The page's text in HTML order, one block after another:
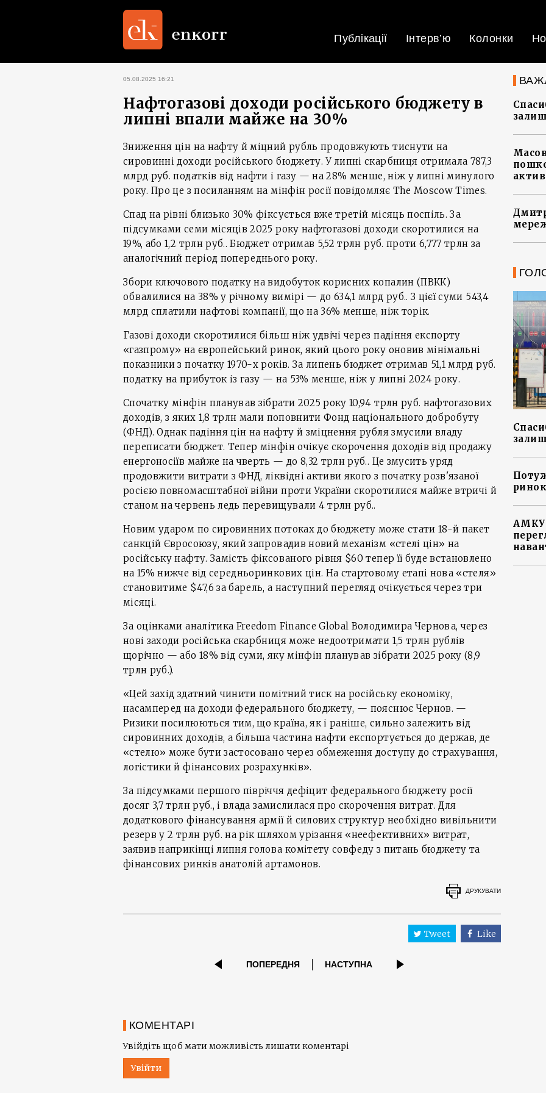
Публікації Інтерв’ю Колонки
05.08.2025 16:21
Нафтогазові доходи російського бюджету в
липні впали майже на 30%
Зниження цін на нафту й міцний рубль продовжують тиснути на
сировинні доходи російського бюджету. У липні скарбниця отримала 787,3
млрд руб. податків від нафти і газу — на 28% менше, ніж у липні минулого
року. Про це з посиланням на мінфін росії повідомляє The Moscow Times.
Спад на рівні близько 30% фіксується вже третій місяць поспіль. За
підсумками семи місяців 2025 року нафтогазові доходи скоротилися на
19%, або 1,2 трлн руб.. Бюджет отримав 5,52 трлн руб. проти 6,777 трлн за
аналогічний період попереднього року.
Збори ключового податку на видобуток корисних копалин (ПВКК)
обвалилися на 38% у річному вимірі — до 634,1 млрд руб.. З цієї суми 543,4
млрд сплатили нафтові компанії, що на 36% менше, ніж торік.
Газові доходи скоротилися більш ніж удвічі через падіння експорту
«газпрому» на європейський ринок, який цього року оновив мінімальні
показники з початку 1970-х років. За липень бюджет отримав 51,1 млрд руб.
податку на прибуток із газу — на 53% менше, ніж у липні 2024 року.
Спочатку мінфін планував зібрати 2025 року 10,94 трлн руб. нафтогазових
доходів, з яких 1,8 трлн мали поповнити Фонд національного добробуту
(ФНД). Однак падіння цін на нафту й зміцнення рубля змусили владу
переписати бюджет. Тепер мінфін очікує скорочення доходів від продажу
енергоносіїв майже на чверть — до 8,32 трлн руб.. Це змусить уряд
продовжити витрати з ФНД, ліквідні активи якого з початку розв'язаної
росією повномасштабної війни проти України скоротилися майже втричі й
станом на червень ледь перевищували 4 трлн руб..
Новим ударом по сировинних потоках до бюджету може стати 18-й пакет
санкцій Євросоюзу, який запровадив новий механізм «стелі цін» на
російську нафту. Замість фіксованого рівня $60 тепер її буде встановлено
на 15% нижче від середньоринкових цін. На стартовому етапі нова «стеля»
становитиме $47,6 за барель, а наступний перегляд очікується через три
місяці.
За оцінками аналітика Freedom Finance Global Володимира Чернова, через
нові заходи російська скарбниця може недоотримати 1,5 трлн рублів
щорічно — або 18% від суми, яку мінфін планував зібрати 2025 року (8,9
трлн руб.).
«Цей захід здатний чинити помітний тиск на російську економіку,
насамперед на доходи федерального бюджету, — пояснює Чернов. —
Ризики посилюються тим, що країна, як і раніше, сильно залежить від
сировинних доходів, а більша частина нафти експортується до держав, де
«стелю» може бути застосовано через обмеження доступу до страхування,
логістики й фінансових розрахунків».
За підсумками першого півріччя дефіцит федерального бюджету росії
досяг 3,7 трлн руб., і влада замислилася про скорочення витрат. Для
додаткового фінансування армії й силових структур необхідно вивільнити
резерв у 2 трлн руб. на рік шляхом урізання «неефективних» витрат,
заявив наприкінці липня голова комітету совфеду з питань бюджету та
фінансових ринків анатолій артамонов.
ДРУКУВАТИ
Tweet Like
ПОПЕРЕДНЯ НАСТУПНА
КОМЕНТАРІ
Увійдіть щоб мати можливість лишати коментарі
Увійти
АМКУ